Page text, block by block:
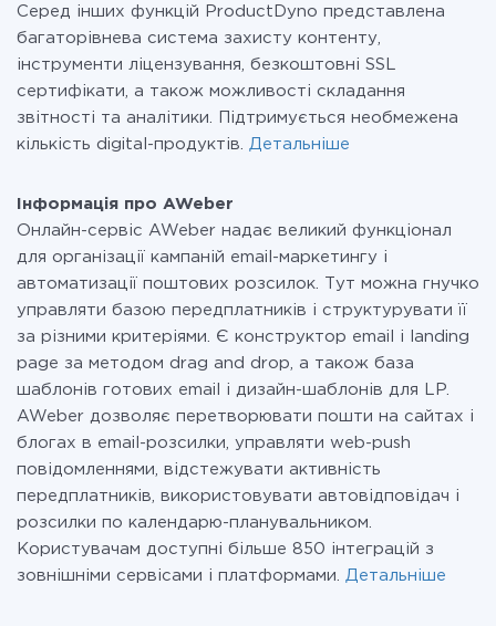
Серед інших функцій ProductDyno представлена
багаторівнева система захисту контенту,
інструменти ліцензування, безкоштовні SSL
сертифікати, а також можливості складання
звітності та аналітики. Підтримується необмежена
кількість digital-продуктів. Детальніше
Інформація про AWeber
Онлайн-сервіс AWeber надає великий функціонал
для організації кампаній email-маркетингу і
автоматизації поштових розсилок. Тут можна гнучко
управляти базою передплатників і структурувати її
за різними критеріями. Є конструктор email і landing
page за методом drag and drop, а також база
шаблонів готових email і дизайн-шаблонів для LP.
AWeber дозволяє перетворювати пошти на сайтах і
блогах в email-розсилки, управляти web-push
повідомленнями, відстежувати активність
передплатників, використовувати автовідповідач і
розсилки по календарю-планувальником.
Користувачам доступні більше 850 інтеграцій з
зовнішніми сервісами і платформами. Детальніше